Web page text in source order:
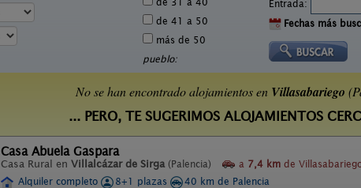
de 41 a 50
más de 50
pueblo:
Entrada:
Fechas más
No se han encontrado alojamientos en Villasabariego
... PERO, TE SUGERIMOS ALOJAMIENTOS
Casa Abuela Gaspara
Casa Rural en Villalcázar de Sirga (Palencia) a 7,4 km de
Alquiler completo
8+1 plazas
40 km de Palencia